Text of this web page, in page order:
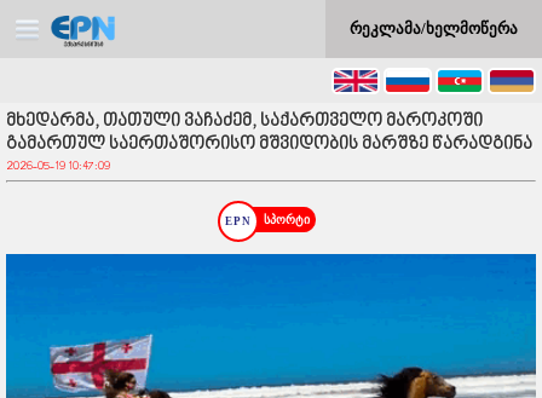
რეკლამა/ხელმოწერა
მხედარმა, თათული ვაჩაძემ, საქართველო მაროკოში
გამართულ საერთაშორისო მშვიდობის მარშზე წარადგინა
2026-05-19 10:47:09
სპორტი